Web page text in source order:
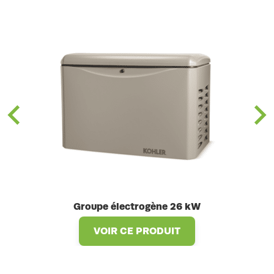
Groupe électrogène 26 kW
VOIR CE PRODUIT